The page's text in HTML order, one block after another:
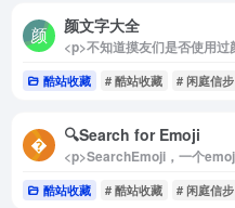
颜文字大全
酷站收藏 # 酷站收藏 # 闲庭信步
🔍Search for Emoji
酷站收藏 # 酷站收藏 # 闲庭信步